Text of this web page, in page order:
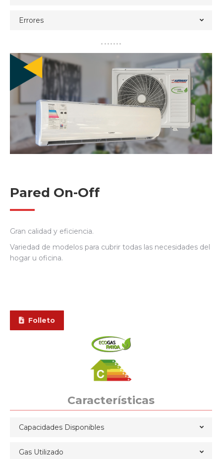
Errores
Pared On-Off
Gran calidad y eficiencia.
Variedad de modelos para cubrir todas las necesidades del
hogar u oficina.
Folleto
Características
Capacidades Disponibles
Gas Utilizado